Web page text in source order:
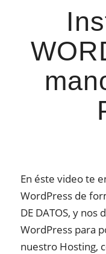
En éste video te
WordPress de
DE DATOS, y nos
WordPress para
nuestro Hosting,